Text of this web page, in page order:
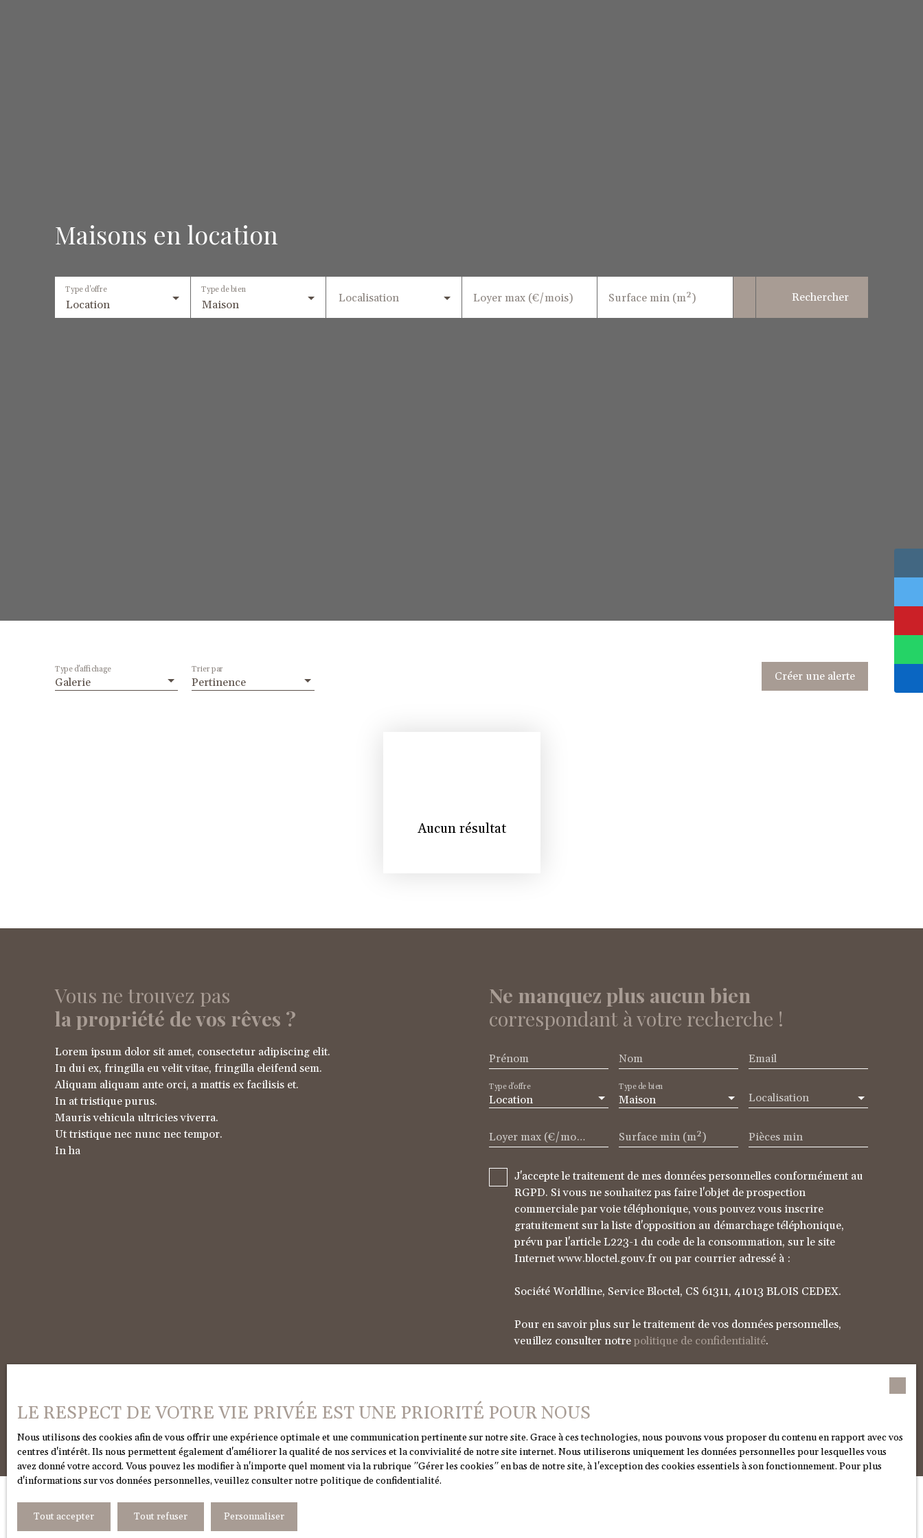
Maisons en location
Location
Type d'offre
Maison
Type de bien
Localisation Loyer max (€/mois) Surface min (m²) Rechercher
Galerie
Type d'affichage
Pertinence
Trier par
Créer une alerte
Aucun résultat
Vous ne trouvez pas
la propriété de vos rêves ?
Lorem ipsum dolor sit amet, consectetur adipiscing elit.
In dui ex, fringilla eu velit vitae, fringilla eleifend sem.
Aliquam aliquam ante orci, a mattis ex facilisis et.
In at tristique purus.
Mauris vehicula ultricies viverra.
Ut tristique nec nunc nec tempor.
In ha
Ne manquez plus aucun bien
correspondant à votre recherche !
Prénom Nom Email
Location
Type d'offre
Maison
Type de bien
Localisation
Loyer max (€/mois) Surface min (m²) Pièces min
J'accepte le traitement de mes données personnelles conformément au
RGPD. Si vous ne souhaitez pas faire l'objet de prospection
commerciale par voie téléphonique, vous pouvez vous inscrire
gratuitement sur la liste d'opposition au démarchage téléphonique,
prévu par l'article L223-1 du code de la consommation, sur le site
Internet www.bloctel.gouv.fr ou par courrier adressé à :
Société Worldline, Service Bloctel, CS 61311, 41013 BLOIS CEDEX.
Pour en savoir plus sur le traitement de vos données personnelles,
veuillez consulter notre politique de confidentialité.
JE RECHERCHE UN BIEN
LE RESPECT DE VOTRE VIE PRIVÉE EST UNE PRIORITÉ POUR NOUS
Nous utilisons des cookies afin de vous offrir une expérience optimale et une communication pertinente sur notre site. Grace à ces technologies, nous pouvons vous proposer du contenu en rapport avec vos
centres d'intérêt. Ils nous permettent également d'améliorer la qualité de nos services et la convivialité de notre site internet. Nous utiliserons uniquement les données personnelles pour lesquelles vous
avez donné votre accord. Vous pouvez les modifier à n'importe quel moment via la rubrique ″Gérer les cookies″ en bas de notre site, à l'exception des cookies essentiels à son fonctionnement. Pour plus
d'informations sur vos données personnelles, veuillez consulternotre politique de confidentialité.
Tout accepter Tout refuser Personnaliser